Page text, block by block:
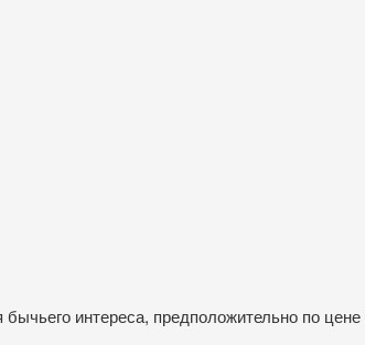
интереса, предположительно по